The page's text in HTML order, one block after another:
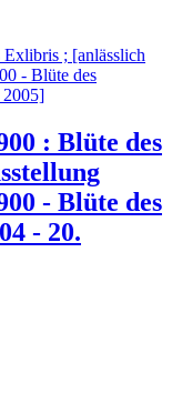
: Blüte des
- Blüte des
- 20.